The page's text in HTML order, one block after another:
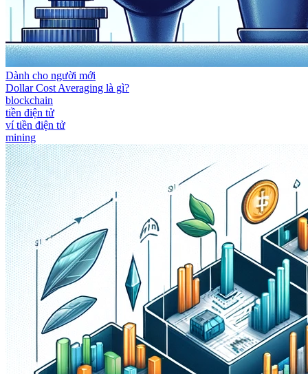
Dành cho người mới
Dollar Cost Averaging là gì?
blockchain
tiền điện tử
ví tiền điện tử
mining